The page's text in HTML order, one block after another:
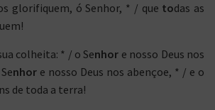
glorifiquem, ó Senhor, * / que todas as
colheita: * / o Senhor e nosso Deus nos
nhor e nosso Deus nos abençoe, * / e o
de toda a terra!